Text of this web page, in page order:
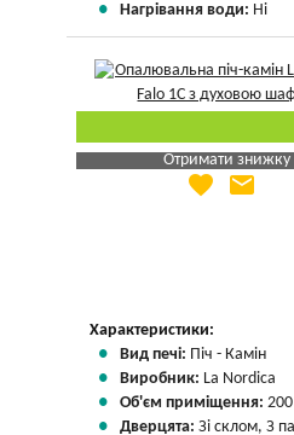
Нагрівання води: Ні
Отримати знижку
Яка Ваша ціна
favorite email
Характеристики:
Вид печі: Піч - Камін
Виробник: La Nordica
Об'єм приміщення:
Дверцята: Зі склом, З